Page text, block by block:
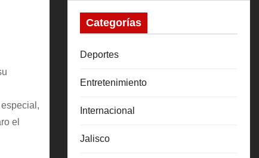
el
Categorías
Deportes
Entretenimiento
Internacional
Jalisco